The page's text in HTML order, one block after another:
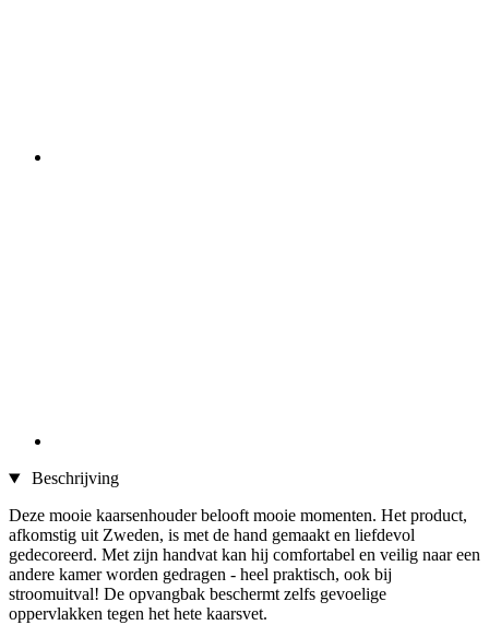
Beschrijving
Deze mooie kaarsenhouder belooft mooie momenten. Het product,
afkomstig uit Zweden, is met de hand gemaakt en liefdevol
gedecoreerd. Met zijn handvat kan hij comfortabel en veilig naar een
andere kamer worden gedragen - heel praktisch, ook bij
stroomuitval! De opvangbak beschermt zelfs gevoelige
oppervlakken tegen het hete kaarsvet.